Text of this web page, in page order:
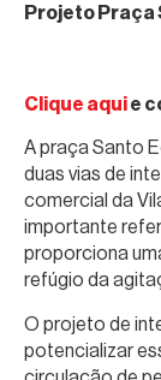
ProjetoPraça
Clique aquie
A praça Santo
duas vias de
comercial da
importante
proporciona
refúgio da
O projeto de
potencializar